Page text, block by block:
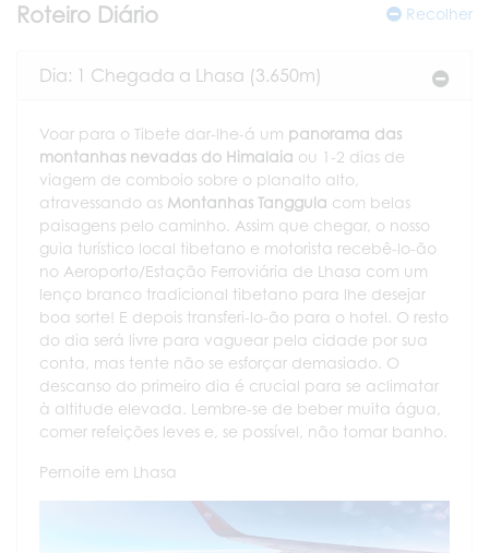
Roteiro Diário Recolher
Dia: 1 Chegada a Lhasa (3.650m)
Voar para o Tibete dar-lhe-á um panorama das
montanhas nevadas do Himalaia ou 1-2 dias de
viagem de comboio sobre o planalto alto,
atravessando as Montanhas Tanggula com belas
paisagens pelo caminho. Assim que chegar, o nosso
guia turístico local tibetano e motorista recebê-lo-ão
no Aeroporto/Estação Ferroviária de Lhasa com um
lenço branco tradicional tibetano para lhe desejar
boa sorte! E depois transferi-lo-ão para o hotel. O resto
do dia será livre para vaguear pela cidade por sua
conta, mas tente não se esforçar demasiado. O
descanso do primeiro dia é crucial para se aclimatar
à altitude elevada. Lembre-se de beber muita água,
comer refeições leves e, se possível, não tomar banho.
Pernoite em Lhasa